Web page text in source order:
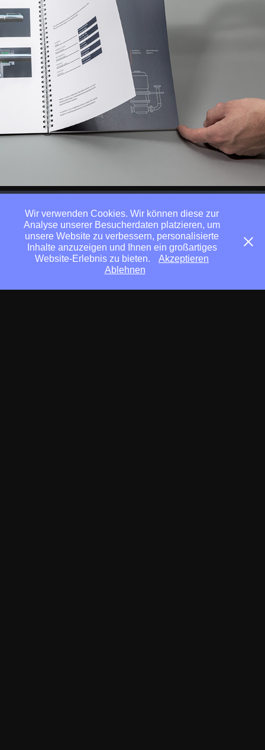
Wir verwenden Cookies. Wir können diese zur
Analyse unserer Besucherdaten platzieren, um
unsere Website zu verbessern, personalisierte
Inhalte anzuzeigen und Ihnen ein großartiges
Website-Erlebnis zu bieten.
Akzeptieren
Ablehnen